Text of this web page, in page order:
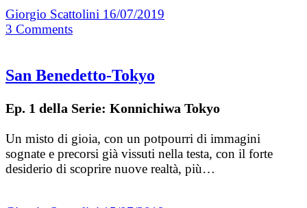
Giorgio Scattolini 16/07/2019
3 Comments
San Benedetto-Tokyo
Ep. 1 della Serie: Konnichiwa Tokyo
Un misto di gioia, con un potpourri di immagini
sognate e precorsi già vissuti nella testa, con il forte
desiderio di scoprire nuove realtà, più…